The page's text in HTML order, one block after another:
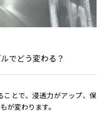
でどう変わる？
ことで、浸透力がアップ、保
が変わります。